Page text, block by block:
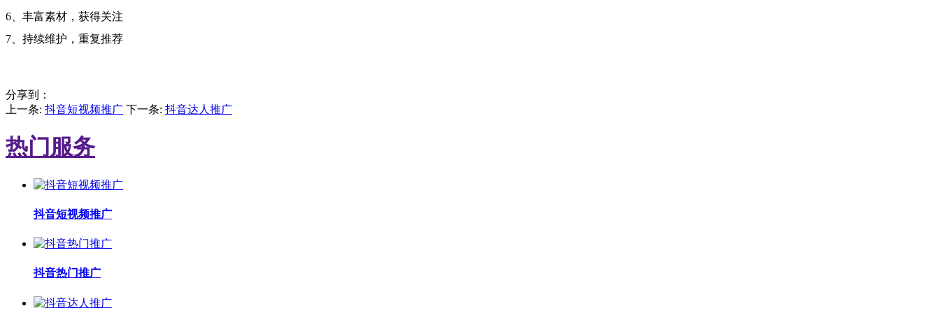
6、丰富素材，获得关注
7、持续维护，重复推荐
分享到：
上一条: 抖音短视频推广 下一条: 抖音达人推广
热门服务
抖音短视频推广
抖音热门推广